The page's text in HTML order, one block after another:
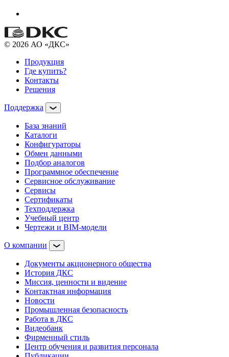
© 2026 АО «ДКС»
Продукция
Где купить?
Контакты
Решения
Поддержка
База знаний
Каталоги
Конфигураторы
Обмен данными
Подбор аналогов
Программное обеспечение
Сервисное обслуживание
Сервисы
Сертификаты
Техподдержка
Учебный центр
Чертежи и BIM-модели
О компании
Документы акционерного общества
История ДКС
Миссия, ценности и видение
Контактная информация
Новости
Промышленная безопасность
Работа в ДКС
Видеобанк
Фирменный стиль
Центр обучения и развития персонала